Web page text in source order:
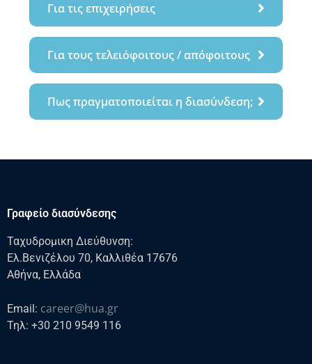
Για τις επιχειρήσεις
Για τους τελειόφοιτους / απόφοιτους
Πως πραγματοποιείται η διασύνδεση;
Γραφείο διασύνδεσης
Ταχυδρομικη Διεύθυνση:
Ελ.Βενιζέλου 70, Καλλιθέα 17676
Αθήνα, Ελλάδα
Email: career@hua.gr
Τηλ: +30 210 9549 116